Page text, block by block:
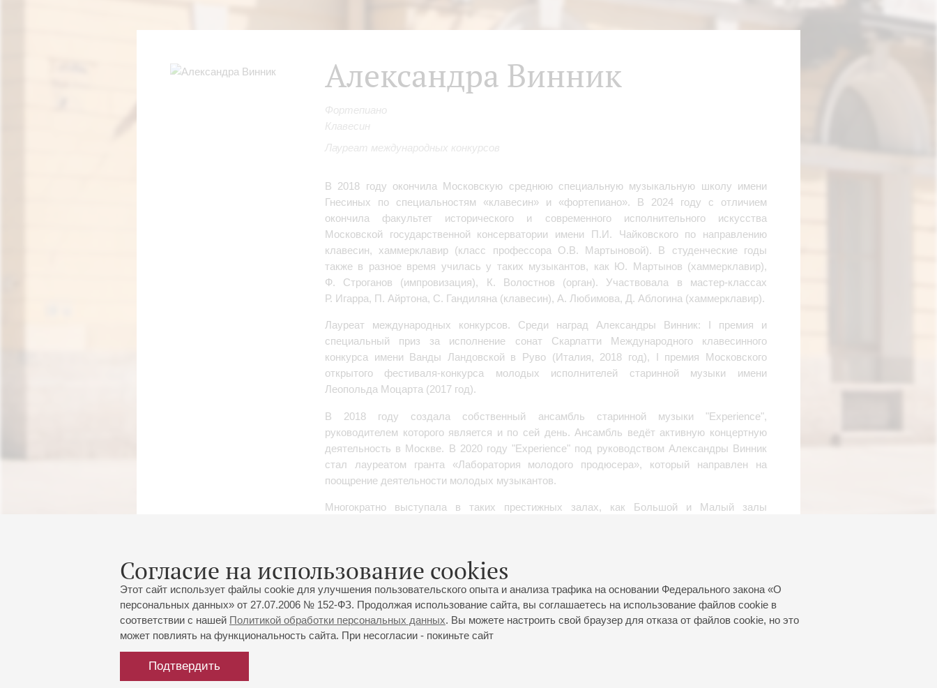
Согласие на использование cookies
Этот сайт использует файлы cookie для улучшения пользовательского опыта и анализа трафика на основании Федерального закона «О
персональных данных» от 27.07.2006 № 152-ФЗ. Продолжая использование сайта, вы соглашаетесь на использование файлов cookie в
соответствии с нашей Политикой обработки персональных данных. Вы можете настроить свой браузер для отказа от файлов cookie, но это
может повлиять на функциональность сайта. При несогласии - покиньте сайт
Подтвердить
Александра Винник
Фортепиано
Клавесин
Лауреат международных конкурсов
В 2018 году окончила Московскую среднюю специальную музыкальную школу имени
Гнесиных по специальностям «клавесин» и «фортепиано». В 2024 году с отличием
окончила факультет исторического и современного исполнительного искусства
Московской государственной консерватории имени П.И. Чайковского по направлению
клавесин, хаммерклавир (класс профессора О.В. Мартыновой). В студенческие годы
также в разное время училась у таких музыкантов, как Ю. Мартынов (хаммерклавир),
Ф. Строганов (импровизация), К. Волостнов (орган). Участвовала в мастер-классах
Р. Игарра, П. Айртона, С. Гандиляна (клавесин), А. Любимова, Д. Аблогина (хаммерклавир).
Лауреат международных конкурсов. Среди наград Александры Винник: I премия и
специальный приз за исполнение сонат Скарлатти Международного клавесинного
конкурса имени Ванды Ландовской в Руво (Италия, 2018 год), I премия Московского
открытого фестиваля-конкурса молодых исполнителей старинной музыки имени
Леопольда Моцарта (2017 год).
В 2018 году создала собственный ансамбль старинной музыки "Experience",
руководителем которого является и по сей день. Ансамбль ведёт активную концертную
деятельность в Москве. В 2020 году "Experience" под руководством Александры Винник
стал лауреатом гранта «Лаборатория молодого продюсера», который направлен на
поощрение деятельности молодых музыкантов.
Многократно выступала в таких престижных залах, как Большой и Малый залы
партии бассо континуо, сотрудничая с такими коллективами, как камерный оркестр
“Collegium Musicum”, «Академия Русской Музыки», Ренессансный оркестр, оркестр
“Rosarium”, фестивальный оркестр «прАКТика», Камерный оркестр Московской
консерватории, Российский национальный молодежный симфонический оркестр и
другими.